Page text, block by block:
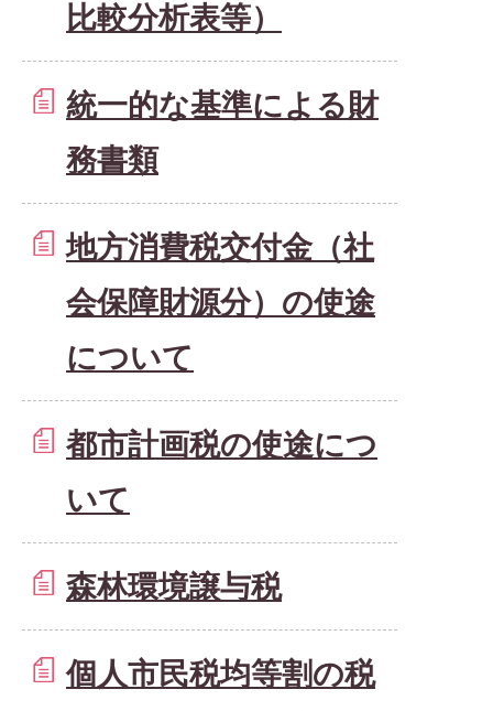
比較分析表等）
統一的な基準による財
務書類
地方消費税交付金（社
会保障財源分）の使途
について
都市計画税の使途につ
いて
森林環境譲与税
個人市民税均等割の税